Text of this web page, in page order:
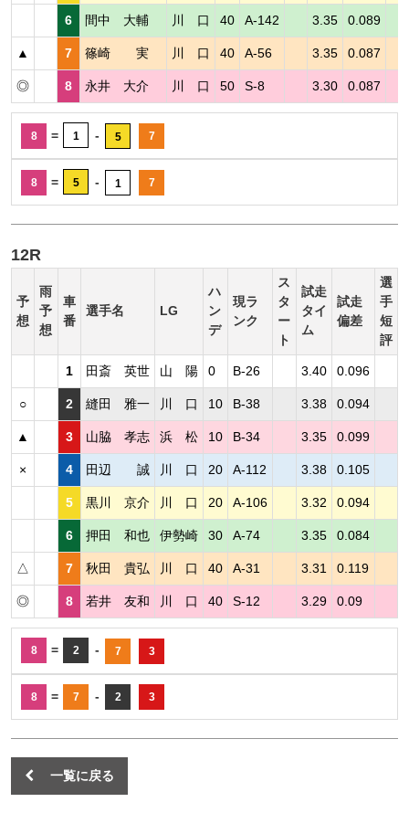
6 間中 大輔 川 口 40 A-142 3.35 0.089
▲ 7 篠崎 実 川 口 40 A-56 3.35 0.087
◎ 8 永井 大介 川 口 50 S-8 3.30 0.087
8 = 1 - 5 7
8 = 5 - 1 7
12R
予
想
雨
予
想
車
番
選手名 LG
ハ
ン
デ
現ラ
ンク
ス
タ
ー
ト
試走
タイ
ム
試走
偏差
選
手
短
評
1 田斎 英世 山 陽 0 B-26 3.40 0.096
○ 2 縫田 雅一 川 口 10 B-38 3.38 0.094
▲ 3 山脇 孝志 浜 松 10 B-34 3.35 0.099
× 4 田辺 誠 川 口 20 A-112 3.38 0.105
5 黒川 京介 川 口 20 A-106 3.32 0.094
6 押田 和也 伊勢崎 30 A-74 3.35 0.084
△ 7 秋田 貴弘 川 口 40 A-31 3.31 0.119
◎ 8 若井 友和 川 口 40 S-12 3.29 0.09
8 = 2 - 7 3
8 = 7 - 2 3
一覧に戻る